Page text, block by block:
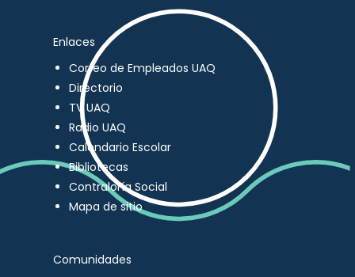
Enlaces
Correo de Empleados UAQ
Directorio
TV UAQ
Radio UAQ
Calendario Escolar
Bibliotecas
Contraloría Social
Mapa de sitio
Comunidades